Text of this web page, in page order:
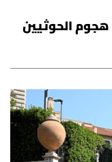
هجوم الحوثيين